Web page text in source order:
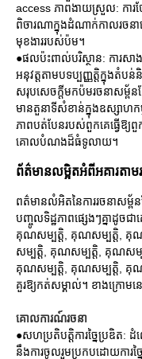
access ភាពងាយស្រួល: ការ
ពិចារណាក្នុងដំណាក់កាលរចនា
មុខងាររបស់ប៉ម។
●ផលប៉ះពាល់បរិស្ថាន: ការសា
អនុវត្តតាមបទប្បញ្ញត្តិក្នុងតំ
សរុបសេចក្ដីមកប៉មរចនាសម្ព័ន
មានតួនាទីសំខាន់ក្នុងឧស្សាហក
ភាពបត់បែនរបស់ពួកគេធ្វើឱ្យ
គោលបំណងដ៏ធំទូលាយ។
ព័ត៌មានលម្អិតអំពីអគារតាម
ពត៌មានលំអិតនៃការរចនាសម្
បញ្ចូលទិដ្ឋភាពផ្សេងៗគ្នាដូច
គុណសម្បត្តិ, គុណសម្បត្តិ, គុ
សម្បត្តិ, គុណសម្បត្តិ, គុណសម្
គុណសម្បត្តិ, គុណសម្បត្តិ, គុ
គួរឱ្យកត់សម្គាល់។ ខាងក្រោម
គោលការណ៍រចនា
●សហប្រតិបត្តិការច្នៃប្រឌិត:
នឹងការចូលរួមប្រកបដោយការច្នៃ